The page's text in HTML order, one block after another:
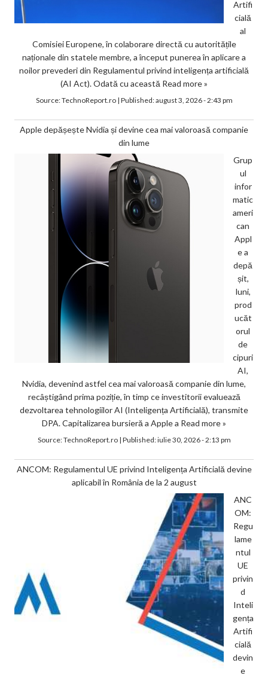
Artifi
cială
al
Comisiei Europene, în colaborare directă cu autoritățile
naționale din statele membre, a început punerea în aplicare a
noilor prevederi din Regulamentul privind inteligența artificială
(AI Act). Odată cu această Read more »
Source:TechnoReport.ro| Published:august 3, 2026 - 2:43 pm
Apple depășește Nvidia și devine cea mai valoroasă companie
din lume
Grup
ul
infor
matic
ameri
can
Appl
e a
depă
șit,
luni,
prod
ucăt
orul
de
cipuri
AI,
Nvidia, devenind astfel cea mai valoroasă companie din lume,
recâștigând prima poziție, în timp ce investitorii evaluează
dezvoltarea tehnologiilor AI (Inteligența Artificială), transmite
DPA. Capitalizarea bursieră a Apple a Read more »
Source:TechnoReport.ro| Published:iulie 30, 2026 - 2:13 pm
ANCOM: Regulamentul UE privind Inteligența Artificială devine
aplicabil în România de la 2 august
ANC
OM:
Regu
lame
ntul
UE
privin
d
Inteli
gența
Artifi
cială
devin
e